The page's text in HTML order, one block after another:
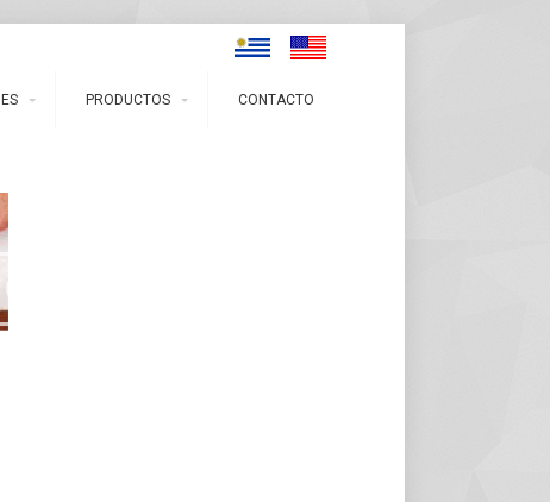
PRODUCTOS CONTACTO
CUIDADO DEL ROSTRO